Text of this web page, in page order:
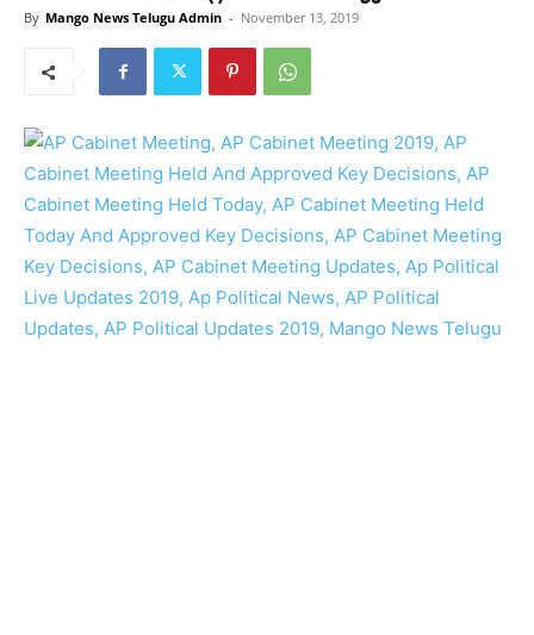
By Mango News Telugu Admin - November 13, 2019